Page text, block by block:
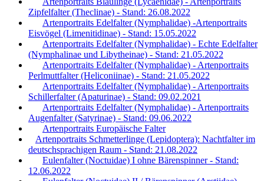
Zipfelfalter (Theclinae) - Stand: 26.08.2022
Artenportraits Edelfalter (Nymphalidae) -Artenportraits
Eisvögel (Limenitidinae) - Stand: 15.05.2022
Artenportraits Edelfalter (Nymphalidae) - Echte Edelfalter
(Nymphalinae und Libytheinae) - Stand: 21.05.2022
Artenportraits Edelfalter (Nymphalidae) - Artenportraits
Perlmuttfalter (Heliconiinae) - Stand: 21.05.2022
Artenportraits Edelfalter (Nymphalidae) - Artenportraits
Schillerfalter (Apaturinae) - Stand: 09.02.2021
Artenportraits Edelfalter (Nymphalidae) - Artenportraits
Augenfalter (Satyrinae) - Stand: 09.06.2022
Artenportraits Europäische Falter
Artenportraits Schmetterlinge (Lepidoptera): Nachtfalter im
deutschsprachigen Raum - Stand: 21.08.2022
Eulenfalter (Noctuidae) I ohne Bärenspinner - Stand:
12.06.2022